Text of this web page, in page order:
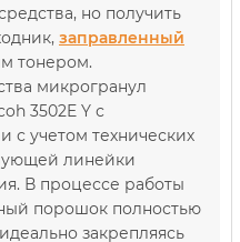
но получить
заправленный
тонером.
микрогранул
3502E Y с
с учетом технических
линейки
В процессе работы
порошок полностью
закрепляясь